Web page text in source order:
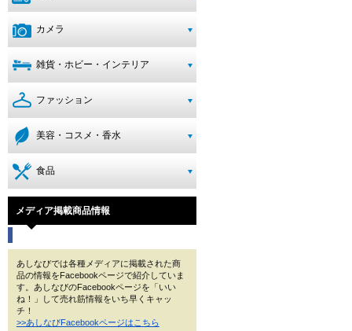
カメラ
雑貨・ホビー・インテリア
ファッション
美容・コスメ・香水
食品
メディア掲載商品情報
あしなびでは各種メディアに掲載された商
品の情報をFacebookページで紹介していま
す。あしなびのFacebookページを「いい
ね！」して売れ筋情報をいち早くキャッ
チ！
>>あしなびFacebookページはこちら